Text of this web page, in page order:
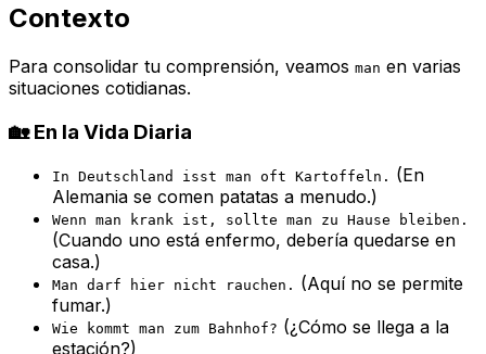
Contexto
Para consolidar tu comprensión, veamos man en varias
situaciones cotidianas.
🏡 En la Vida Diaria
In Deutschland isst man oft Kartoffeln. (En
Alemania se comen patatas a menudo.)
Wenn man krank ist, sollte man zu Hause bleiben.
(Cuando uno está enfermo, debería quedarse en
casa.)
Man darf hier nicht rauchen. (Aquí no se permite
fumar.)
Wie kommt man zum Bahnhof? (¿Cómo se llega a la
estación?)